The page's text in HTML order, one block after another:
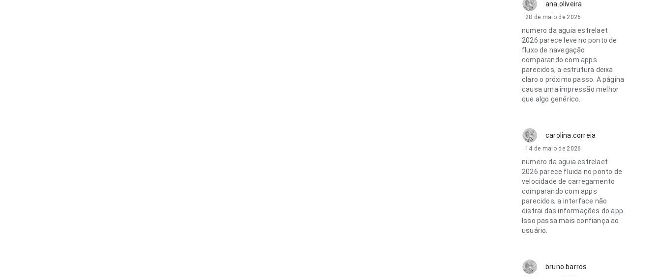
ana.oliveira
28 de maio de 2026
numero da aguia estrelaet
2026 parece leve no ponto de
fluxo de navegação
comparando com apps
parecidos; a estrutura deixa
claro o próximo passo. A página
causa uma impressão melhor
que algo genérico.
carolina.correia
14 de maio de 2026
numero da aguia estrelaet
2026 parece fluida no ponto de
velocidade de carregamento
comparando com apps
parecidos; a interface não
distrai das informações do app.
Isso passa mais confiança ao
usuário.
bruno.barros